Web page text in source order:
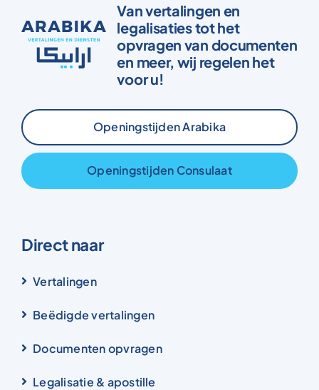
Van vertalingen en
legalisaties tot het
opvragen van documenten
en meer, wij regelen het
voor u!
Openingstijden Arabika
Openingstijden Consulaat
Direct naar
Vertalingen
Beëdigde vertalingen
Documenten opvragen
Legalisatie & apostille